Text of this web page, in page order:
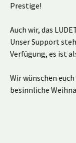
Prestige!
Auch wir, das
Unser Support
Verfügung, es ist
Wir wünschen
besinnliche